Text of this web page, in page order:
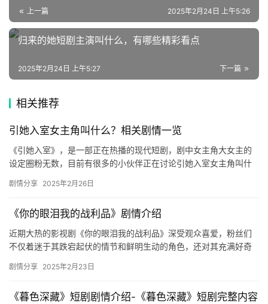
上一篇 2025年2月24日 上午5:26
归来的她短剧主演叫什么，有哪些精彩看点
下一篇
2025年2月24日 上午5:27
相关推荐
引她入室女主角叫什么？相关剧情一览
《引她入室》，是一部正在热播的现代短剧，剧中女主角大女主的
设定圈粉无数，目前有很多的小伙伴正在讨论引她入室女主角叫什
吧！ 短…
剧情分享 2025年2月26日
《你的眼泪我的战利品》剧情介绍
近期大热的影视剧《你的眼泪我的战利品》深受观众喜爱，粉丝们
不仅着迷于其跌宕起伏的情节和鲜明生动的角色，还对其充满好奇
包括饭…
剧情分享 2025年2月23日
《暮色深藏》短剧剧情介绍-《暮色深藏》短剧完整内容